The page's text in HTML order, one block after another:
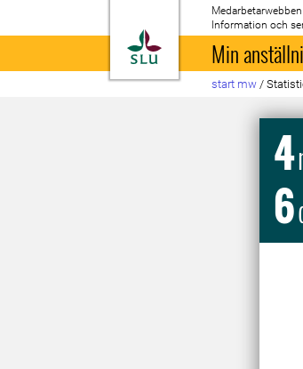
Till startsida
Medarbetarwebben
Information och
Min
start mw /
4
6